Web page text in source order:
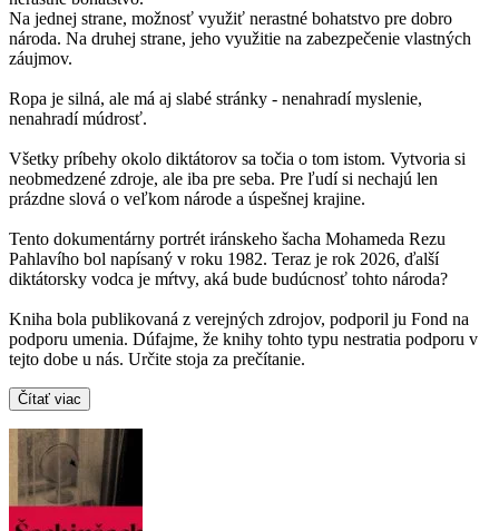
Na jednej strane, možnosť využiť nerastné bohatstvo pre dobro
národa. Na druhej strane, jeho využitie na zabezpečenie vlastných
záujmov.
Ropa je silná, ale má aj slabé stránky - nenahradí myslenie,
nenahradí múdrosť.
Všetky príbehy okolo diktátorov sa točia o tom istom. Vytvoria si
neobmedzené zdroje, ale iba pre seba. Pre ľudí si nechajú len
prázdne slová o veľkom národe a úspešnej krajine.
Tento dokumentárny portrét iránskeho šacha Mohameda Rezu
Pahlavího bol napísaný v roku 1982. Teraz je rok 2026, ďalší
diktátorsky vodca je mŕtvy, aká bude budúcnosť tohto národa?
Kniha bola publikovaná z verejných zdrojov, podporil ju Fond na
podporu umenia. Dúfajme, že knihy tohto typu nestratia podporu v
tejto dobe u nás. Určite stoja za prečítanie.
Čítať viac